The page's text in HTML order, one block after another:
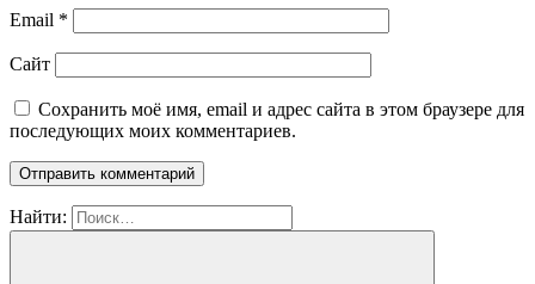
Email *
Сайт
Сохранить моё имя, email и адрес сайта в этом браузере для
последующих моих комментариев.
Найти: